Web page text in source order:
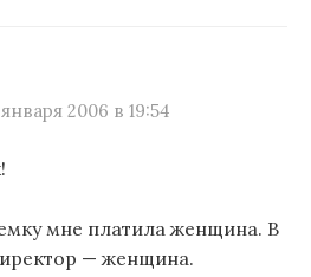
2006 в 19:54
мне платила женщина. В
— женщина.